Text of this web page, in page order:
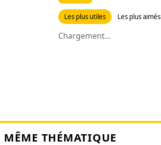
Les plus utiles Les plus aimés
Chargement...
MÊME THÉMATIQUE